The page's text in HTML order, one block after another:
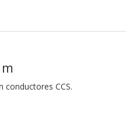
conductores CCS.